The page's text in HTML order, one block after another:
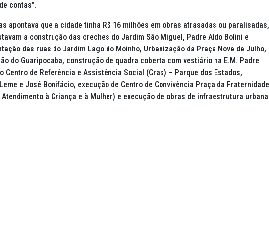
contas”.
apontava que a cidade tinha R$ 16 milhões em obras atrasadas ou paralisadas,
a construção das creches do Jardim São Miguel, Padre Aldo Bolini e
das ruas do Jardim Lago do Moinho, Urbanização da Praça Nove de Julho,
do Guaripocaba, construção de quadra coberta com vestiário na E.M. Padre
Centro de Referência e Assistência Social (Cras) – Parque dos Estados,
e José Bonifácio, execução de Centro de Convivência Praça da Fraternidade
à Criança e à Mulher) e execução de obras de infraestrutura urbana